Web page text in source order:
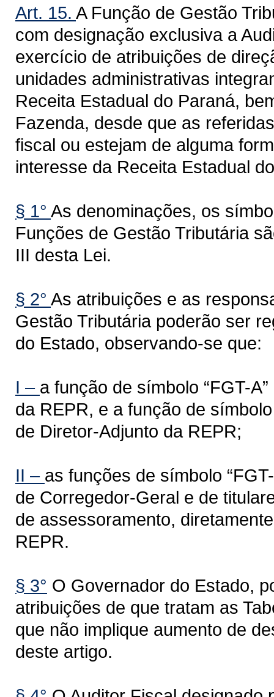
Art. 15. A Função de Gestão
com designação exclusiva a
exercício de atribuições de
unidades administrativas
Receita Estadual do Paraná,
Fazenda, desde que as
fiscal ou estejam de alguma
interesse da Receita Estadual
§ 1° As denominações, os
Funções de Gestão Tributária
III desta Lei.
§ 2° As atribuições e as
Gestão Tributária poderão ser
do Estado, observando-se que:
I – a função de símbolo “FGT-
da REPR, e a função de
de Diretor-Adjunto da REPR;
II – as funções de símbolo
de Corregedor-Geral e de
de assessoramento,
REPR.
§ 3° O Governador do Estado,
atribuições de que tratam as
que não implique aumento de
deste artigo.